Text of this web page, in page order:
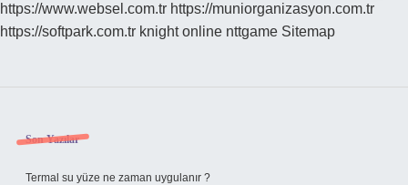
https://www.websel.com.tr https://muniorganizasyon.com.tr
https://softpark.com.tr knight online nttgame Sitemap
Sidebar
Son Yazılar
Termal su yüze ne zaman uygulanır ?